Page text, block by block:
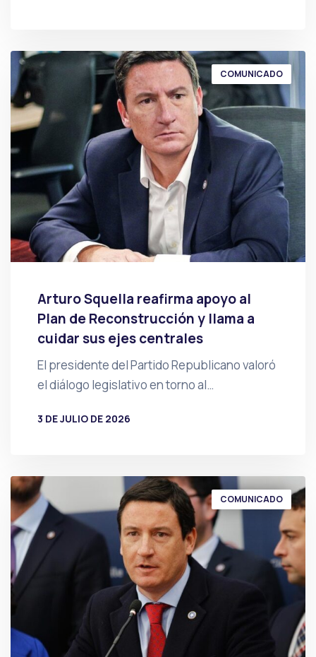
COMUNICADO
Arturo Squella reafirma apoyo al
Plan de Reconstrucción y llama a
cuidar sus ejes centrales
El presidente del Partido Republicano valoró
el diálogo legislativo en torno al…
3 DE JULIO DE 2026
COMUNICADO